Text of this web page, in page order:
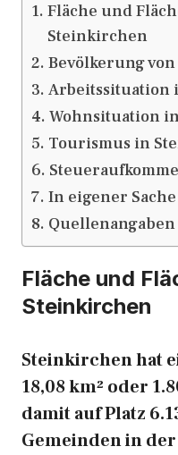
Fläche und
Steinkirchen
Bevölkerung
Arbeitssituation
Wohnsituation
Tourismus in
In eigener Sache
Quellenangaben
Fläche und
Steinkirchen
Steinkirchen hat
18,08 km² oder
damit auf Platz
Gemeinden in